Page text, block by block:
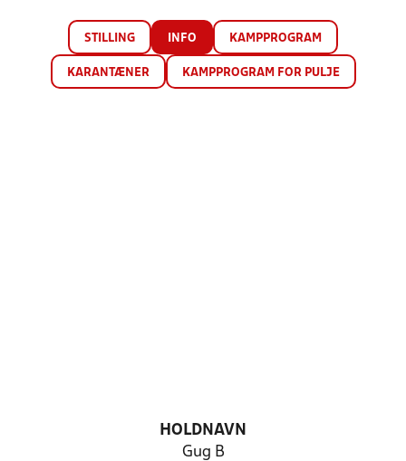
STILLING INFO KAMPPROGRAM
KARANTÆNER KAMPPROGRAM FOR PULJE
HOLDNAVN
Gug B